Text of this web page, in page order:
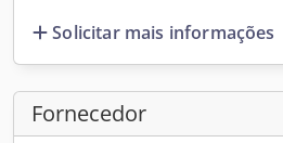
Solicitar mais informações
Fornecedor